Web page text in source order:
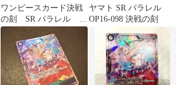
ワンピースカード決戦
の刻 SR パラレル ヤ
マト
ヤマト SR パラレル
OP16-098 決戦の刻